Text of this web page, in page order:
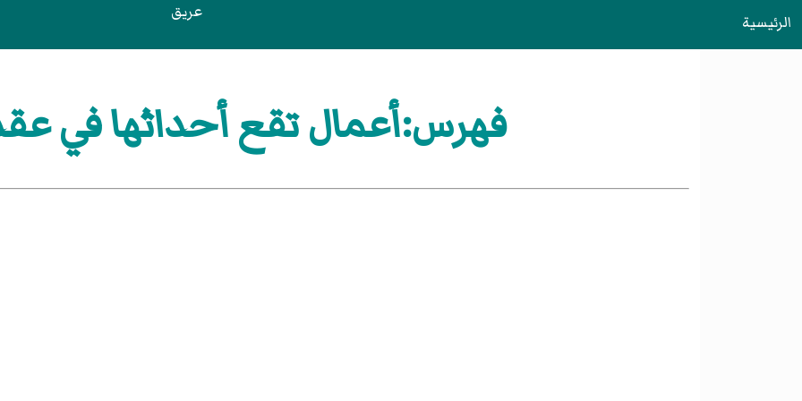
الرئيسية عريق
فهرس:أعمال تقع أحداثها في عقد